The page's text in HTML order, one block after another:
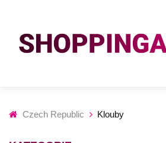
Czech Republic Klouby